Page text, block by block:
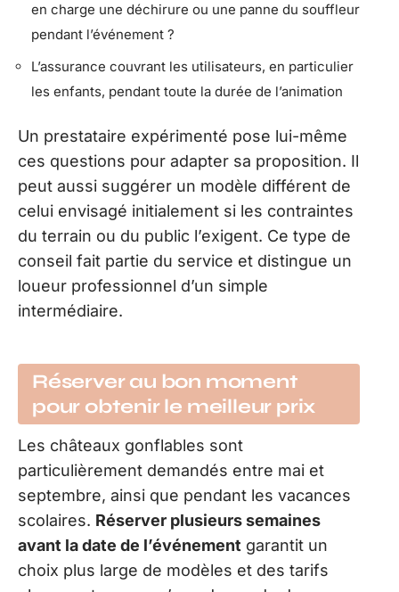
en charge une déchirure ou une panne du souffleur
pendant l’événement ?
L’assurance couvrant les utilisateurs, en particulier
les enfants, pendant toute la durée de l’animation
Un prestataire expérimenté pose lui-même
ces questions pour adapter sa proposition. Il
peut aussi suggérer un modèle différent de
celui envisagé initialement si les contraintes
du terrain ou du public l’exigent. Ce type de
conseil fait partie du service et distingue un
loueur professionnel d’un simple
intermédiaire.
Réserver au bon moment
pour obtenir le meilleur prix
Les châteaux gonflables sont
particulièrement demandés entre mai et
septembre, ainsi que pendant les vacances
scolaires. Réserver plusieurs semaines
avant la date de l’événement garantit un
choix plus large de modèles et des tarifs